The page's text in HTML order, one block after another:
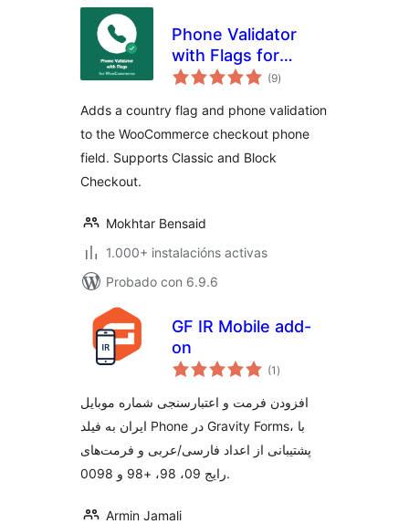
Phone Validator
with Flags for
WooCommerce
(9valoracións
totais
)
Adds a country flag and phone validation
to the WooCommerce checkout phone
field. Supports Classic and Block
Checkout.
Mokhtar Bensaid
1.000+ instalacións activas
Probado con 6.9.6
GF IR Mobile add-
on
(1 valoracións
totais
)
افزودن فرمت و اعتبارسنجی شماره موبایل
ایران به فیلد Phone در Gravity Forms، با
پشتیبانی از اعداد فارسی/عربی و فرمت‌های
رایج 09، 98، +98 و 0098.
Armin Jamali